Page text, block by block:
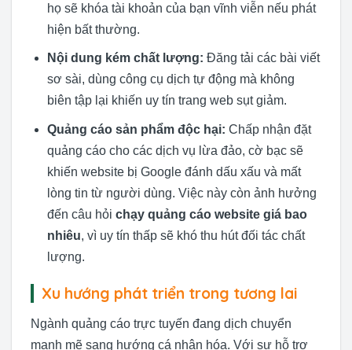
họ sẽ khóa tài khoản của bạn vĩnh viễn nếu phát
hiện bất thường.
Nội dung kém chất lượng: Đăng tải các bài viết
sơ sài, dùng công cụ dịch tự động mà không
biên tập lại khiến uy tín trang web sụt giảm.
Quảng cáo sản phẩm độc hại: Chấp nhận đặt
quảng cáo cho các dịch vụ lừa đảo, cờ bạc sẽ
khiến website bị Google đánh dấu xấu và mất
lòng tin từ người dùng. Việc này còn ảnh hưởng
đến câu hỏi chạy quảng cáo website giá bao
nhiêu, vì uy tín thấp sẽ khó thu hút đối tác chất
lượng.
Xu hướng phát triển trong tương lai
Ngành quảng cáo trực tuyến đang dịch chuyển
mạnh mẽ sang hướng cá nhân hóa. Với sự hỗ trợ